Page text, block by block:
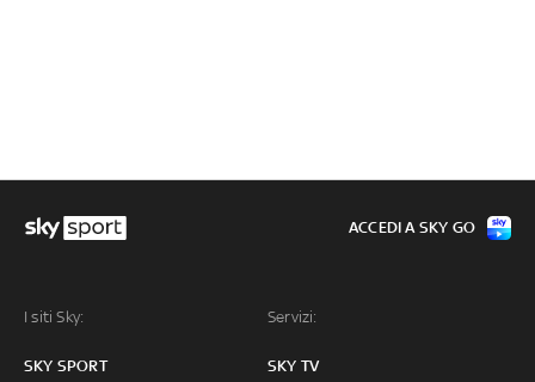
I siti Sky:
SKY SPORT
Servizi:
SKY TV
ACCEDI A SKY GO